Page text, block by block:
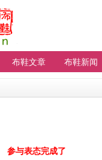
布鞋文章 布鞋新闻
参与表态完成了